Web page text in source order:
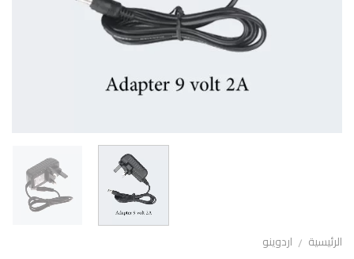
الرئيسية / اردوينو